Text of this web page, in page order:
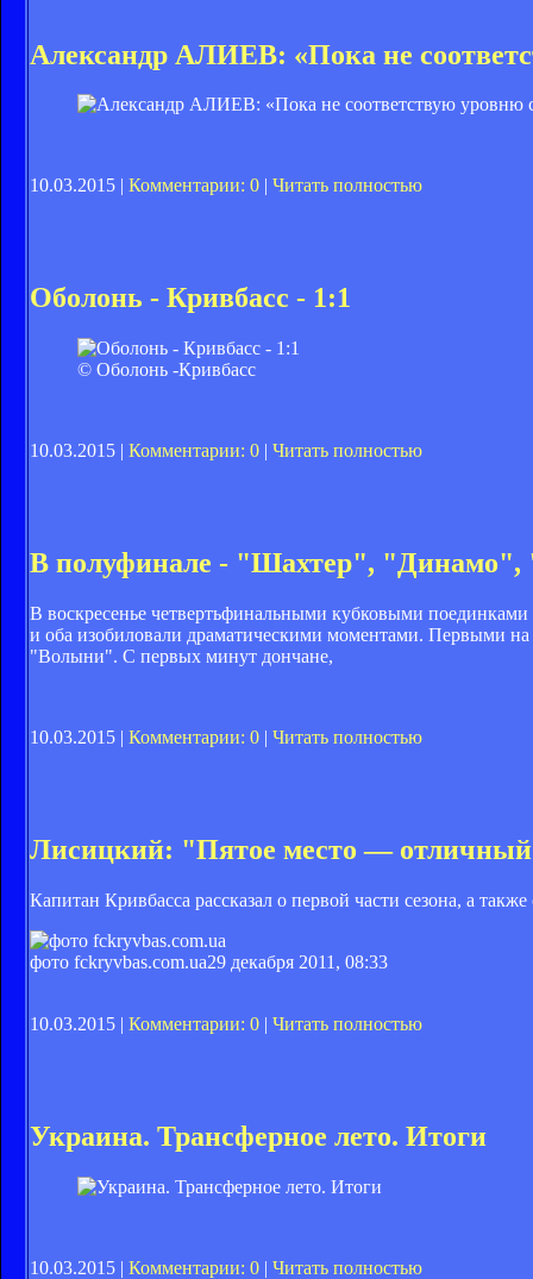
Александр АЛИЕВ: «Пока не
10.03.2015 | Комментарии: 0 | Читать полностью
Оболонь - Кривбасс - 1:1
© Оболонь -Кривбасс
10.03.2015 | Комментарии: 0 | Читать полностью
В полуфинале - "Шахтер",
В воскресенье четвертьфинальными кубковыми
и оба изобиловали драматическими моментами. Первыми
"Волыни". С первых минут дончане,
10.03.2015 | Комментарии: 0 | Читать полностью
Лисицкий: "Пятое место — отличный
Капитан Кривбасса рассказал о первой части сезона, а
фото fckryvbas.com.ua29 декабря 2011, 08:33
10.03.2015 | Комментарии: 0 | Читать полностью
Украина. Трансферное лето. Итоги
10.03.2015 | Комментарии: 0 | Читать полностью